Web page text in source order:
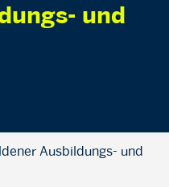
und
Ausbildungs- und